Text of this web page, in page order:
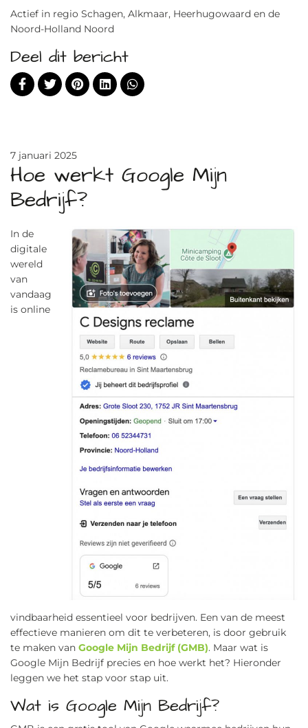
Actief in regio Schagen, Alkmaar, Heerhugowaard en de
Noord-Holland Noord
Deel dit bericht
7 januari 2025
Hoe werkt Google Mijn
Bedrijf?
In de
digitale
wereld
van
vandaag
is online
vindbaarheid essentieel voor bedrijven. Een van de meest
effectieve manieren om dit te verbeteren, is door gebruik
te maken van Google Mijn Bedrijf (GMB). Maar wat is
Google Mijn Bedrijf precies en hoe werkt het? Hieronder
leggen we het stap voor stap uit.
Wat is Google Mijn Bedrijf?